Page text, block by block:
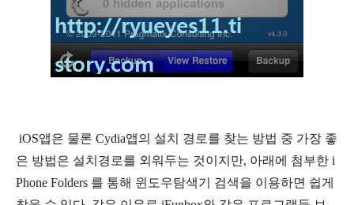
iOS앱은 물론 Cydia앱의 설치 경로를 찾는 방법 중 가장 좋
은 방법은 설치경로를 외워두는 것이지만, 아래에 첨부한 i
Phone Folders 를 통해 윈도우탐색기 검색을 이용하면 쉽게